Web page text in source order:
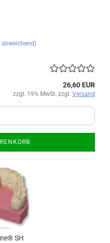
26,60 EUR
zzgl. 19% MwSt. zzgl. Versand
SH